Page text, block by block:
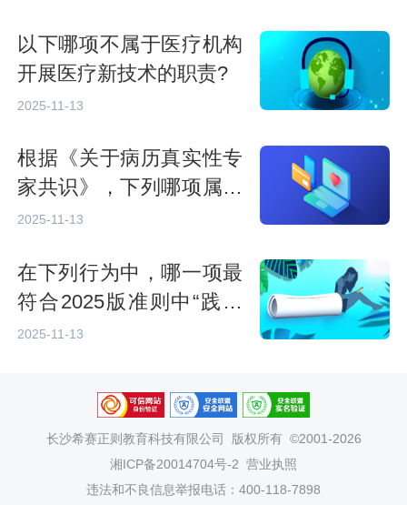
往上海，偕行者润之，赴
全国（）之招。”为了保
密，谢觉哉用（）代替
词汇。
以下哪项不属于医疗机构
开展医疗新技术的职责?
2025-11-13
根据《关于病历真实性专
家共识》，下列哪项属于
病历资料?
2025-11-13
在下列行为中，哪一项最
符合2025版准则中“践行
廉洁自律”的要求?
2025-11-13
长沙希赛正则教育科技有限公司
版权所有 ©2001-2026
湘ICP备20014704号-2 营业执照
违法和不良信息举报电话：400-118-7898